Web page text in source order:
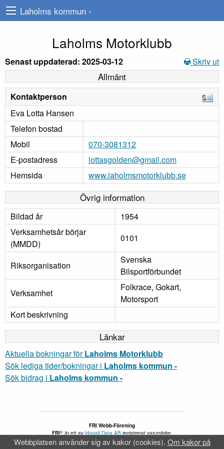
Laholms kommun -
Laholms Motorklubb
Senast uppdaterad: 2025-03-12 Skriv ut
Allmänt
Kontaktperson
Eva Lotta Hansen
Telefon bostad
Mobil
070-3081312
E-postadress
lottasgolden@gmail.com
Hemsida
www.laholmsmotorklubb.se
Övrig information
Bildad år
1954
Verksamhetsår börjar
(MMDD)
0101
Riksorganisation
Svenska
Bilsportförbundet
Verksamhet
Folkrace, Gokart,
Motorsport
Kort beskrivning
Länkar
Aktuella bokningar förLaholms Motorklubb
Sök lediga tider/bokningar i Laholms kommun -
Sök bidrag i Laholms kommun -
FRI Webb-Förening
FRI®är ett avIdavall Data ABregistrerat varumärke.
Tillgänglighetsredogörelse
Webbplatsen använder sig av kakor (cookies). Om kakor på